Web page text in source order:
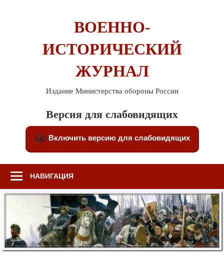
ВОЕННО-
ИСТОРИЧЕСКИЙ
ЖУРНАЛ
Издание Министерства обороны России
Версия для слабовидящих
Включить версию для слабовидящих
НАВИГАЦИЯ